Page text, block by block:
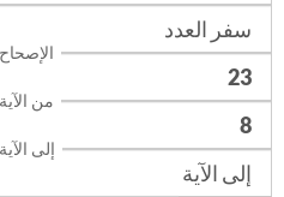
الإصحاح
من الآية
إلى الآية